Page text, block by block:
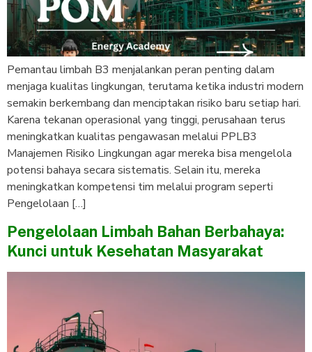
Pemantau limbah B3 menjalankan peran penting dalam
menjaga kualitas lingkungan, terutama ketika industri modern
semakin berkembang dan menciptakan risiko baru setiap hari.
Karena tekanan operasional yang tinggi, perusahaan terus
meningkatkan kualitas pengawasan melalui PPLB3
Manajemen Risiko Lingkungan agar mereka bisa mengelola
potensi bahaya secara sistematis. Selain itu, mereka
meningkatkan kompetensi tim melalui program seperti
Pengelolaan […]
Pengelolaan Limbah Bahan Berbahaya:
Kunci untuk Kesehatan Masyarakat